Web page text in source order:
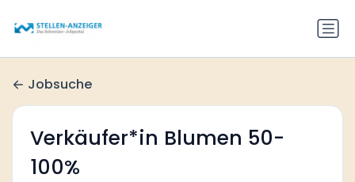
Jobsuche
Verkäufer*in Blumen 50-
100%